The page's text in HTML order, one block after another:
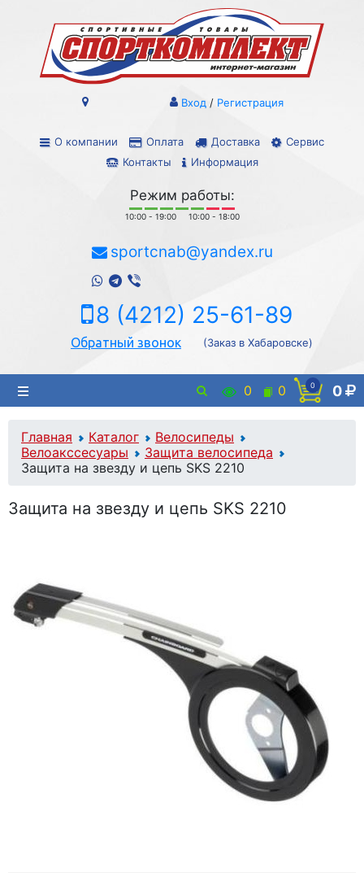
О компании Оплата Доставка
Сервис
Контакты
Информация
Вход / Регистрация
Режим работы:
10:00 - 19:00 10:00 - 18:00
sportcnab@yandex.ru
8 (4212) 25-61-89
Обратный звонок (Заказ в Хабаровске)
0 0 0 0
Главная Каталог
Велосипеды
Велоакссесуары
Защита велосипеда
Защита на звезду и цепь SKS 2210
Защита на звезду и цепь SKS 2210